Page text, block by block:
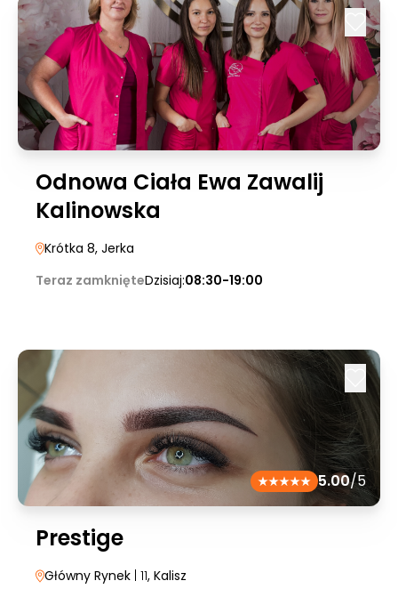
Odnowa Ciała Ewa Zawalij
Kalinowska
Krótka 8, Jerka
Teraz zamknięteDzisiaj:08:30-19:00
5.00/5
Prestige
Główny Rynek | 11, Kalisz